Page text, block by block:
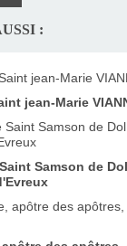
:
jean-Marie
Samson de